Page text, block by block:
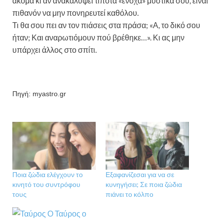
πιθανόν να μην πονηρευτεί καθόλου.
Τι θα σου πει αν τον πιάσεις στα πράσα; «Α, το δικό σου
ήταν; Και αναρωτιόμουν πού βρέθηκε…». Κι ας μην
υπάρχει άλλος στο σπίτι.
Πηγή: myastro.gr
Ποια ζώδια ελέγχουν το
κινητό του συντρόφου
τους
Εξαφανίζεσαι για να σε
κυνηγήσει; Σε ποια ζώδια
πιάνει το κόλπο